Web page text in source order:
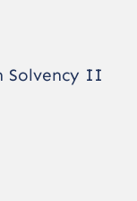
Solvency II